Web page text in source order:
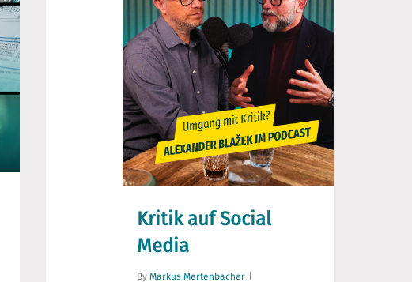
Kritik auf Social
Media
By Markus Mertenbacher